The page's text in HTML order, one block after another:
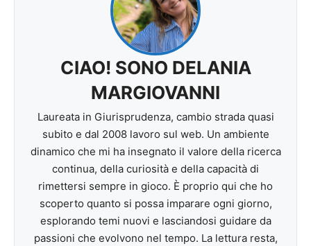
CIAO! SONO DELANIA
MARGIOVANNI
Laureata in Giurisprudenza, cambio strada quasi
subito e dal 2008 lavoro sul web. Un ambiente
dinamico che mi ha insegnato il valore della ricerca
continua, della curiosità e della capacità di
rimettersi sempre in gioco. È proprio qui che ho
scoperto quanto si possa imparare ogni giorno,
esplorando temi nuovi e lasciandosi guidare da
passioni che evolvono nel tempo. La lettura resta,